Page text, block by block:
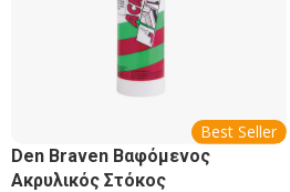
Best Seller
Den Braven Βαφόμενος
Ακρυλικός Στόκος